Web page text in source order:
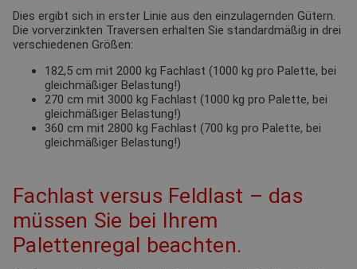
Dies ergibt sich in erster Linie aus den einzulagernden Gütern.
Die vorverzinkten Traversen erhalten Sie standardmäßig in drei
verschiedenen Größen:
182,5 cm mit 2000 kg Fachlast (1000 kg pro Palette, bei
gleichmäßiger Belastung!)
270 cm mit 3000 kg Fachlast (1000 kg pro Palette, bei
gleichmäßiger Belastung!)
360 cm mit 2800 kg Fachlast (700 kg pro Palette, bei
gleichmäßiger Belastung!)
Fachlast versus Feldlast – das
müssen Sie bei Ihrem
Palettenregal beachten.